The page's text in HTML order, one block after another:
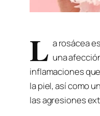
L a rosácea
una
inflamaciones
la piel, así como
las agresiones